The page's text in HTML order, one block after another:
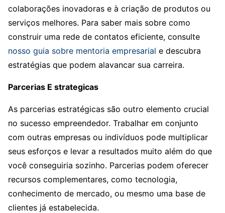
colaborações inovadoras e à criação de produtos ou
serviços melhores. Para saber mais sobre como
construir uma rede de contatos eficiente, consulte
nosso guia sobre mentoria empresarial e descubra
estratégias que podem alavancar sua carreira.
Parcerias E strategicas
As parcerias estratégicas são outro elemento crucial
no sucesso empreendedor. Trabalhar em conjunto
com outras empresas ou indivíduos pode multiplicar
seus esforços e levar a resultados muito além do que
você conseguiria sozinho. Parcerias podem oferecer
recursos complementares, como tecnologia,
conhecimento de mercado, ou mesmo uma base de
clientes já estabelecida.